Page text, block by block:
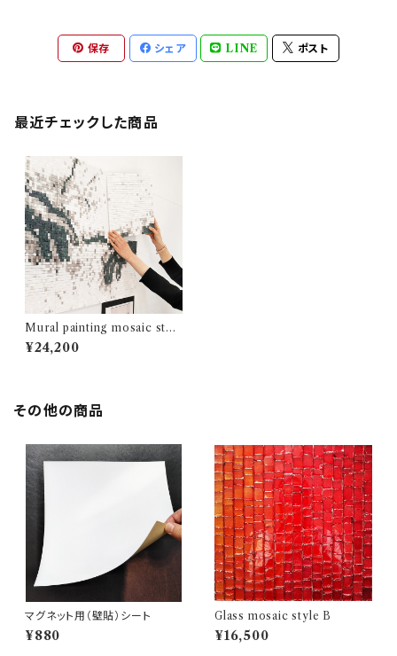
保存 シェア LINE ポスト
最近チェックした商品
Mural painting mosaic styl
e
¥24,200
その他の商品
マグネット用（壁貼）シート
¥880
Glass mosaic style B
¥16,500